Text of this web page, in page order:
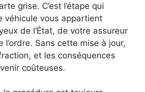
grise. C’est l’étape qui
véhicule vous appartient
de l’État, de votre assureur
l’ordre. Sans cette mise à jour,
et les conséquences
coûteuses.